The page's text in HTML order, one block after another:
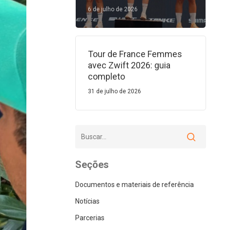
6 de julho de 2026
Tour de France Femmes
avec Zwift 2026: guia
completo
31 de julho de 2026
Seções
Documentos e materiais de referência
Notícias
Parcerias